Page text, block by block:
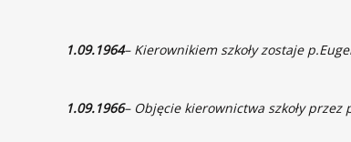
1.09.1964– Kierownikiem szkoły zostaje
1.09.1966– Objęcie kierownictwa szkoły przez